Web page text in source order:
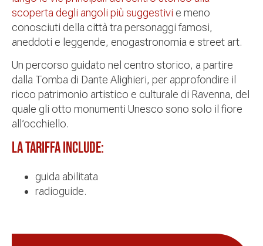
scoperta degli angoli più suggestivi e meno
conosciuti della città tra personaggi famosi,
aneddoti e leggende, enogastronomia e street art.
Un percorso guidato nel centro storico, a partire
dalla Tomba di Dante Alighieri, per approfondire il
ricco patrimonio artistico e culturale di Ravenna, del
quale gli otto monumenti Unesco sono solo il fiore
all’occhiello.
La tariffa include:
guida abilitata
radioguide.